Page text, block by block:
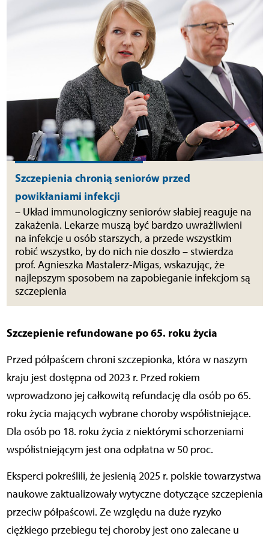
Szczepienia chronią seniorów przed
powikłaniami infekcji
– Układ immunologiczny seniorów słabiej reaguje na
zakażenia. Lekarze muszą być bardzo uwrażliwieni
na infekcje u osób starszych, a przede wszystkim
robić wszystko, by do nich nie doszło – stwierdza
prof. Agnieszka Mastalerz-Migas, wskazując, że
najlepszym sposobem na zapobieganie infekcjom są
szczepienia
Szczepienie refundowane po 65. roku życia
Przed półpaścem chroni szczepionka, która w naszym
kraju jest dostępna od 2023 r. Przed rokiem
wprowadzono jej całkowitą refundację dla osób po 65.
roku życia mających wybrane choroby współistniejące.
Dla osób po 18. roku życia z niektórymi schorzeniami
współistniejącym jest ona odpłatna w 50 proc.
Eksperci pokreślili, że jesienią 2025 r. polskie towarzystwa
naukowe zaktualizowały wytyczne dotyczące szczepienia
przeciw półpaścowi. Ze względu na duże ryzyko
ciężkiego przebiegu tej choroby jest ono zalecane u